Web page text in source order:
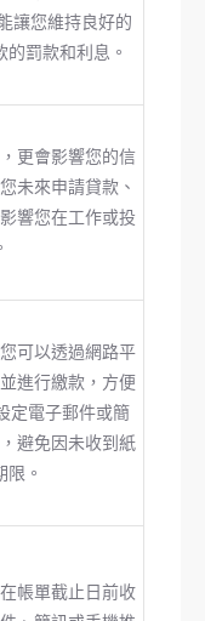
讓您維持良好的
罰款和利息。
更會影響您的信
未來申請貸款、
響您在工作或投
可以透過網路平
進行繳款，方便
定電子郵件或簡
避免因未收到紙
限。
帳單截止日前收